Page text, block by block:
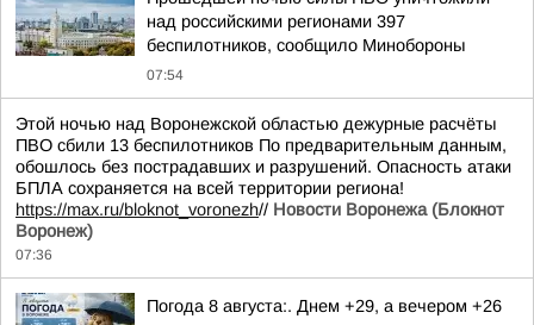
над российскими регионами 397
беспилотников, сообщило Минобороны
07:54
Этой ночью над Воронежской областью дежурные расчёты
ПВО сбили 13 беспилотников По предварительным данным,
обошлось без пострадавших и разрушений. Опасность атаки
БПЛА сохраняется на всей территории региона!
https://max.ru/bloknot_voronezh// Новости Воронежа (Блокнот
Воронеж)
07:36
Погода 8 августа:. Днем +29, а вечером +26